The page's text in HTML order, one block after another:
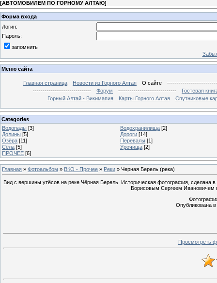
[АВТОМОБИЛЕМ ПО ГОРНОМУ АЛТАЮ]
Форма входа
Логин:
Пароль:
запомнить
Меню сайта
Главная страница Новости из Горного Алтая О сайте
------------------------------
Форум ------------------------------
Гостевая
Горный Алтай - Викимапия
Карты Горного Алтая Спутниковые
Categories
Водопады [3] Водохранилища [2]
Долины [5] Дороги [14]
Озёра [11] Перевалы [1]
Сёла [5] Урочища [2]
ПРОЧЕЕ [6]
Главная » Фотоальбом » ВКО - Прочее » Реки » Черная Берель (река)
Вид с вершины утёсов на реке Чёрная Берель. Историческая фотография,
Борисовым Сергеем Ивановичем
Опубликована в
Просмотреть